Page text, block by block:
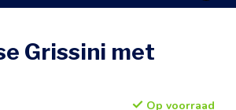
Grissini met
Op voorraad